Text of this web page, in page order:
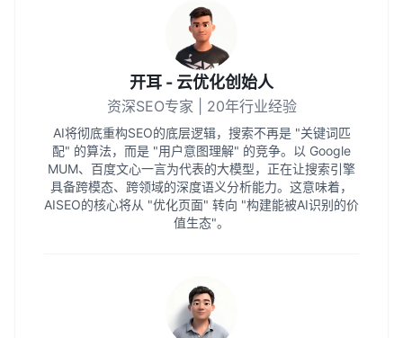
开耳 - 云优化创始人
资深SEO专家 | 20年行业经验
AI将彻底重构SEO的底层逻辑，搜索不再是 "关键词匹
配" 的算法，而是 "用户意图理解" 的竞争。以 Google
MUM、百度文心一言为代表的大模型，正在让搜索引擎
具备跨模态、跨领域的深度语义分析能力。这意味着，
AISEO的核心将从 "优化页面" 转向 "构建能被AI识别的价
值生态"。